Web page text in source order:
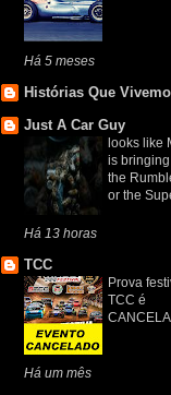
Há 5 meses
Histórias Que
Just A Car Guy
looks like
is
the
or the
Há 13 horas
TCC
Prova
TCC é
Há um mês